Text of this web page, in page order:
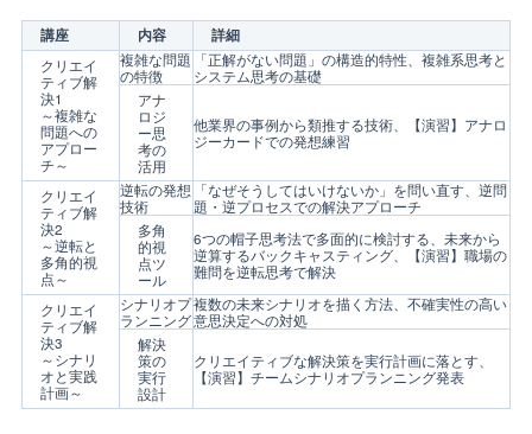
講座 内容 詳細
クリエイ
ティブ解
決1
～複雑な
問題への
アプロー
チ～
複雑な問題
の特徴
「正解がない問題」の構造的特性、複雑系思考と
システム思考の基礎
アナ
ロジ
ー思
考の
活用
他業界の事例から類推する技術、【演習】アナロ
ジーカードでの発想練習
クリエイ
ティブ解
決2
～逆転と
多角的視
点～
逆転の発想
技術
「なぜそうしてはいけないか」を問い直す、逆問
題・逆プロセスでの解決アプローチ
多角
的視
点ツ
ール
6つの帽子思考法で多面的に検討する、未来から
逆算するバックキャスティング、【演習】職場の
難問を逆転思考で解決
クリエイ
ティブ解
決3
～シナリ
オと実践
計画～
シナリオプ
ランニング
複数の未来シナリオを描く方法、不確実性の高い
意思決定への対処
解決
策の
実行
設計
クリエイティブな解決策を実行計画に落とす、
【演習】チームシナリオプランニング発表